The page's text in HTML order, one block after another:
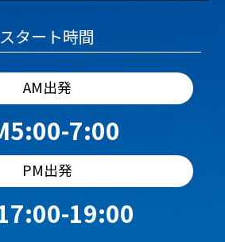
スタート時間
AM出発
7:00
PM出発
19:00